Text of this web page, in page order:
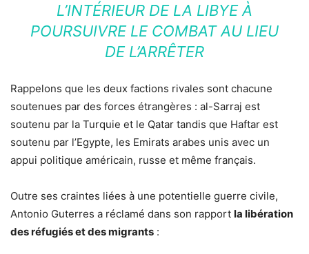
L’INTÉRIEUR DE LA LIBYE À
POURSUIVRE LE COMBAT AU LIEU
DE L’ARRÊTER
Rappelons que les deux factions rivales sont chacune
soutenues par des forces étrangères : al-Sarraj est
soutenu par la Turquie et le Qatar tandis que Haftar est
soutenu par l’Egypte, les Emirats arabes unis avec un
appui politique américain, russe et même français.
Outre ses craintes liées à une potentielle guerre civile,
Antonio Guterres a réclamé dans son rapport la libération
des réfugiés et des migrants :